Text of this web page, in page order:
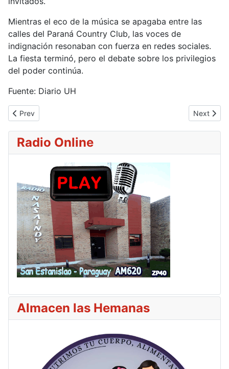
Mientras el eco de la música se apagaba entre las
calles del Paraná Country Club, las voces de
indignación resonaban con fuerza en redes sociales.
La fiesta terminó, pero el debate sobre los privilegios
del poder continúa.
Fuente: Diario UH
Previous article: Desde el 1 de Agosto, la Patrulla Caminera
Prev Next
Next
Radio Online
Almacen las Hemanas